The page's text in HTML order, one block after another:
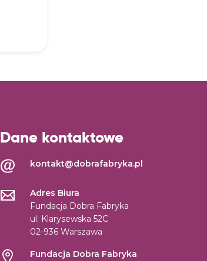
Dane kontaktowe
kontakt@dobrafabryka.pl
Adres Biura
Fundacja Dobra Fabryka
ul. Klarysewska 52C
02-936 Warszawa
Fundacja Dobra Fabryka